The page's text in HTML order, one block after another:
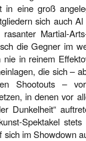
eine groß
sich auch
Martial-
die Gegner im
in reinem
die sich –
Shootouts –
in denen vor
Dunkelheit“
Spektakel
im Showdown